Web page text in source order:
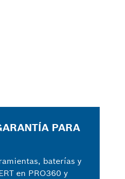
PARA
baterías y
en PRO360 y